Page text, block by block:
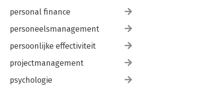
personal finance
personeelsmanagement
persoonlijke effectiviteit
projectmanagement
psychologie